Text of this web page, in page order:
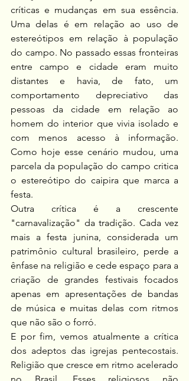
críticas e mudanças em sua essência.
Uma delas é em relação ao uso de
estereótipos em relação à população
do campo. No passado essas fronteiras
entre campo e cidade eram muito
distantes e havia, de fato, um
comportamento depreciativo das
pessoas da cidade em relação ao
homem do interior que vivia isolado e
com menos acesso à informação.
Como hoje esse cenário mudou, uma
parcela da população do campo critica
o estereótipo do caipira que marca a
festa.
Outra crítica é a crescente
"carnavalização" da tradição. Cada vez
mais a festa junina, considerada um
patrimônio cultural brasileiro, perde a
ênfase na religião e cede espaço para a
criação de grandes festivais focados
apenas em apresentações de bandas
de música e muitas delas com ritmos
que não são o forró.
E por fim, vemos atualmente a crítica
dos adeptos das igrejas pentecostais.
Religião que cresce em ritmo acelerado